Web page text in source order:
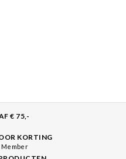
€ 75,-
KORTING